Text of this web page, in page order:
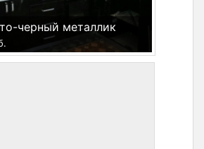
черный металлик